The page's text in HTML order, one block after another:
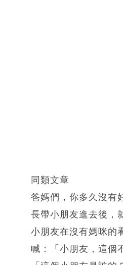
同類文章
爸媽們，你多久沒有
長帶小朋友進去後，
小朋友在沒有媽咪的
喊：「小朋友，這個